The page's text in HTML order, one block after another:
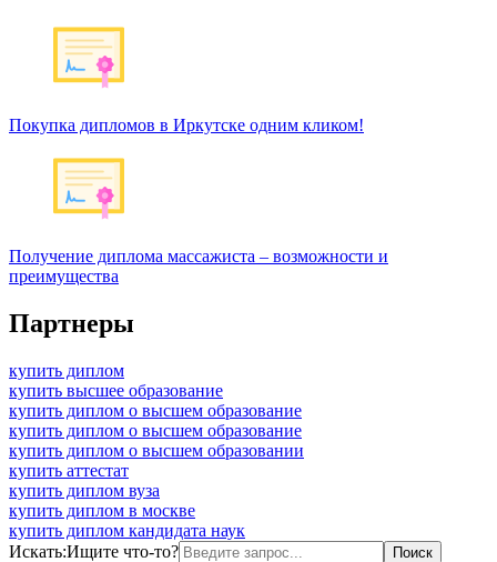
Покупка дипломов в Иркутске одним кликом!
Получение диплома массажиста – возможности и
преимущества
Партнеры
купить диплом
купить высшее образование
купить диплом о высшем образование
купить диплом о высшем образование
купить диплом о высшем образовании
купить аттестат
купить диплом вуза
купить диплом в москве
купить диплом кандидата наук
Искать:Ищите что-то?